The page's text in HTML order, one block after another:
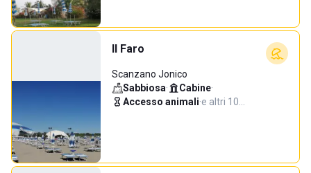
Il Faro
Scanzano Jonico
Sabbiosa· Cabine·
Accesso animali·e altri 10…